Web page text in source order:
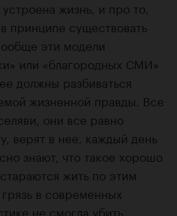
жизнь, и про то,
принципе существовать
эти модели
или «благородных СМИ»
должны разбиваться
жизненной правды. Все
они все равно
верят в нее, каждый день
знают, что такое хорошо
жить по этим
в современных
не смогла убить